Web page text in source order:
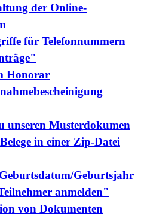
der Online-
für Telefonnummern
Honorar
unseren Musterdokumen
in einer Zip-Datei
Geburtsjahr
anmelden"
von Dokumenten